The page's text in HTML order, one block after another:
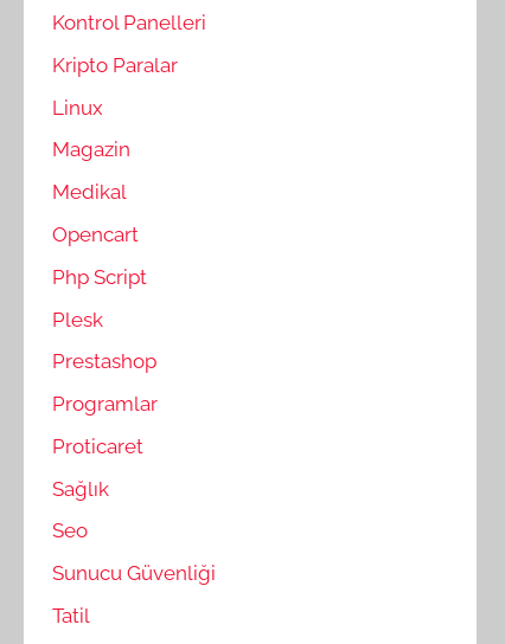
Kontrol Panelleri
Kripto Paralar
Linux
Magazin
Medikal
Opencart
Php Script
Plesk
Prestashop
Programlar
Proticaret
Sağlık
Seo
Sunucu Güvenliği
Tatil